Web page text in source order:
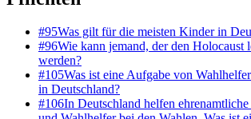
#95Was gilt für die meisten Kinder in
#96Wie kann jemand, der den Holocaust
werden?
#105Was ist eine Aufgabe von
in Deutschland?
#106In Deutschland helfen